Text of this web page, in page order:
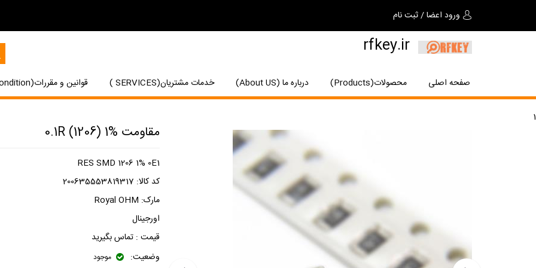
ورود اعضا/ثبت نام
rfkey.ir
صفحه اصلی محصولات(Products) درباره ما (About US) خدمات مشتریان(SERVICES ) قوانین و مقررات(Terms and Condition)
1
مقاومت 0.1R (1206) 1%
RES SMD 1206 1% 0E1
کد کالا: 200635553819317
مارک: Royal OHM
اورجینال
قیمت : تماس بگیرید
وضعیت:
موجود